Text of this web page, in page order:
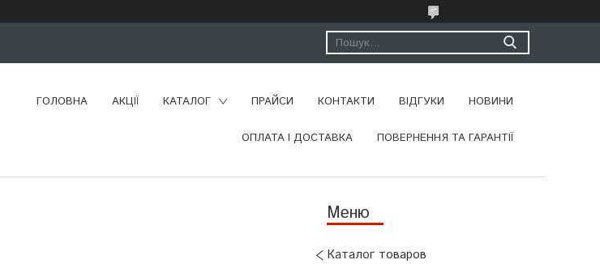
ГОЛОВНА АКЦІЇ КАТАЛОГ ПРАЙСИ КОНТАКТИ ВІДГУКИ НОВИНИ
ОПЛАТА І ДОСТАВКА ПОВЕРНЕННЯ ТА ГАРАНТІЇ
Каталог товаров